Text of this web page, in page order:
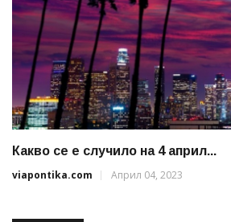
Какво се е случило на 4 април...
viapontika.com
Април 04, 2023